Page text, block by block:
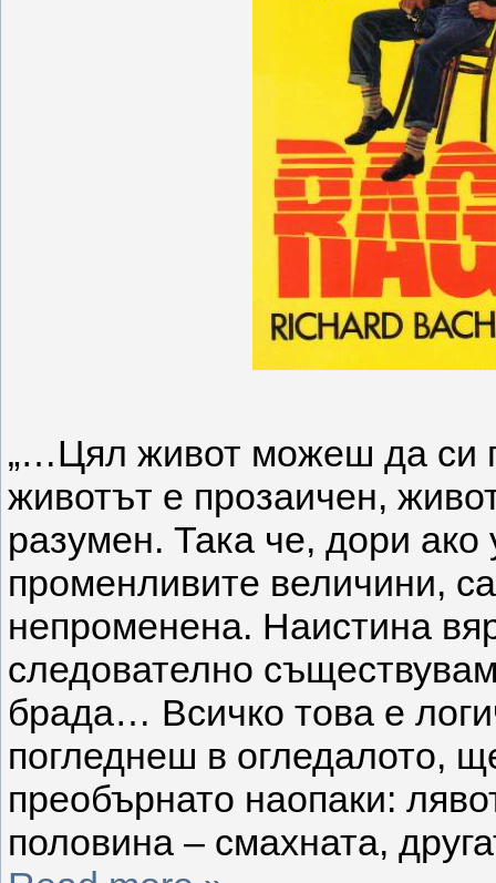
„…Цял живот можеш да си
животът е прозаичен,
разумен. Така че, дори
променливите величини,
непроменена. Наистина
следователно
брада… Всичко това е
погледнеш в огледалото,
преобърнато наопаки:
половина – смахната,